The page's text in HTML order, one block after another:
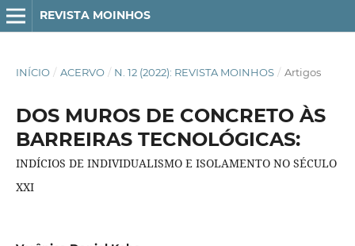
REVISTA MOINHOS
INÍCIO / ACERVO / N. 12 (2022): REVISTA MOINHOS / Artigos
DOS MUROS DE CONCRETO ÀS
BARREIRAS TECNOLÓGICAS:
INDÍCIOS DE INDIVIDUALISMO E ISOLAMENTO NO SÉCULO
XXI